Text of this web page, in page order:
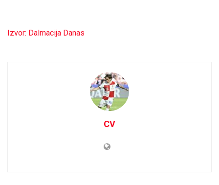
Izvor: Dalmacija Danas
CV